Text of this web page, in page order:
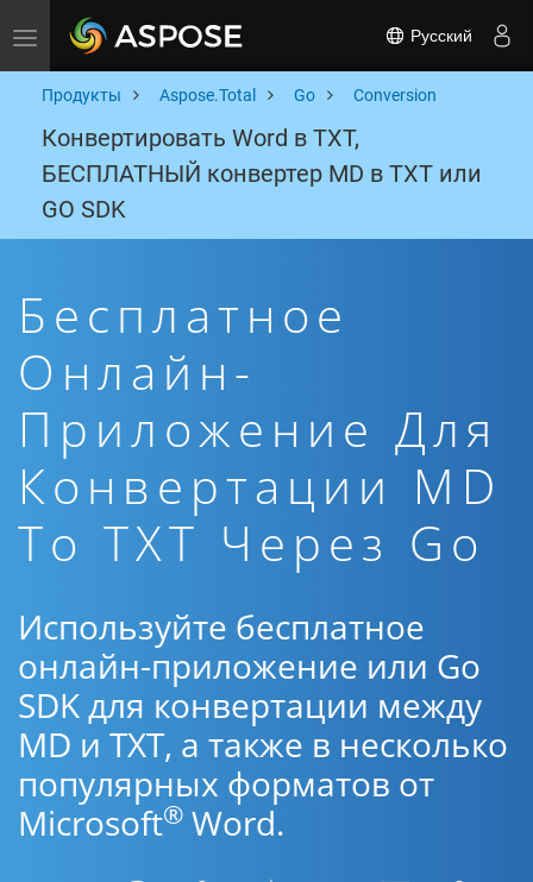
Toggle navigation Русский
Продукты Aspose.Total Go Conversion
Конвертировать Word в TXT,
БЕСПЛАТНЫЙ конвертер MD в TXT или
GO SDK
Бесплатное
Онлайн-
Приложение Для
Конвертации MD
To TXT Через Go
Используйте бесплатное
онлайн-приложение или Go
SDK для конвертации между
MD и TXT, а также в несколько
популярных форматов от
Microsoft® Word.